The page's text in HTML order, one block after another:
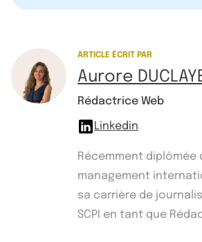
ARTICLE ÉCRIT PAR
Aurore
Rédactrice Web
Linkedin
Récemment diplômée
management
sa carrière de
SCPI en tant que